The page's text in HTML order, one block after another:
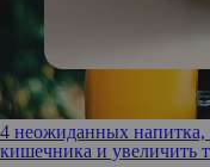
4 неожиданных напитка,
кишечника и увеличить